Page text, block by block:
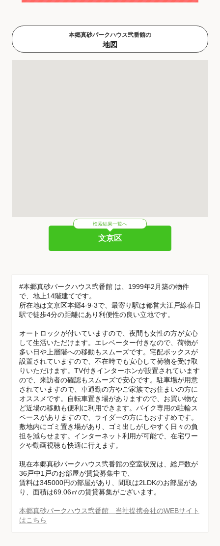
本郷真砂パークハウス弐番館の
地図
検索結果一覧へ
文京区
#本郷真砂パークハウス弐番館 は、1999年2月築の物件
で、地上14階建てです。
所在地は文京区本郷4-9-3で、最寄り駅は都営大江戸線春日
駅で徒歩4分の距離にあり利便性の良い立地です。
オートロックが付いていますので、夜間も女性の方が安心
して生活いただけます。エレベーター付きなので、荷物が
多い日や上層階への移動もスムーズです。宅配ボックスが
設置されていますので、不在時でも安心して荷物を受け取
りいただけます。TV付きインターホンが設置されています
ので、来訪者の確認もスムーズで安心です。駐車場が用意
されていますので、車通勤の方やご家族でお住まいの方に
オススメです。自転車置き場がありますので、お買い物な
ど近場の移動も便利に利用できます。バイク専用の駐輪ス
ペースがありますので、ライダーの方にもおすすめです。
敷地内にゴミ置き場があり、ゴミ出しがしやすく日々の負
担を減らせます。インターネット利用が可能で、在宅ワー
クや動画視聴も快適に行えます。
現在本郷真砂パークハウス弐番館の空室状況は、総戸数が
36戸中1戸のお部屋が賃貸募集中で、
賃料は345000円の部屋があり、間取は2LDKのお部屋があ
り、面積は69.06㎡の賃貸募集がございます。
本郷真砂パークハウス弐番館 当社提携会社のWEBサイト
はこちら